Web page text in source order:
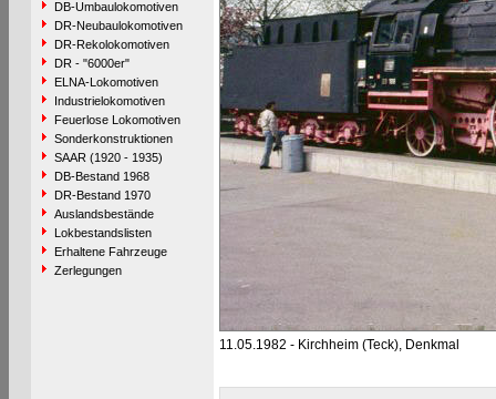
DB-Umbaulokomotiven
DR-Neubaulokomotiven
DR-Rekolokomotiven
DR - "6000er"
ELNA-Lokomotiven
Industrielokomotiven
Feuerlose Lokomotiven
Sonderkonstruktionen
SAAR (1920 - 1935)
DB-Bestand 1968
DR-Bestand 1970
Auslandsbestände
Lokbestandslisten
Erhaltene Fahrzeuge
Zerlegungen
11.05.1982 - Kirchheim (Teck), Denkmal